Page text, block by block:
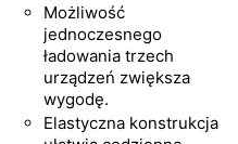
Możliwość
jednoczesnego
ładowania trzech
urządzeń zwiększa
wygodę.
Elastyczna konstrukcja